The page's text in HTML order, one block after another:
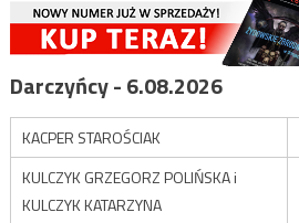
Darczyńcy - 6.08.2026
KACPER STAROŚCIAK
KULCZYK GRZEGORZ POLIŃSKA i
KULCZYK KATARZYNA